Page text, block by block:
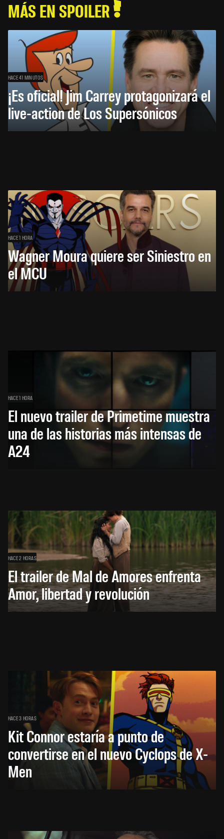
MÁS EN SPOILER
HACE 41 MINUTOS
¡Es oficial! Jim Carrey protagonizará el
live-action de Los Supersónicos
HACE 1 HORA
Wagner Moura quiere ser Siniestro en
el MCU
HACE 1 HORA
El nuevo trailer de Primetime muestra
una de las historias más intensas de
A24
HACE 2 HORAS
El trailer de Mal de Amores enfrenta
Amor, libertad y revolución
HACE 3 HORAS
Kit Connor estaría a punto de
convertirse en el nuevo Cyclops de X-
Men